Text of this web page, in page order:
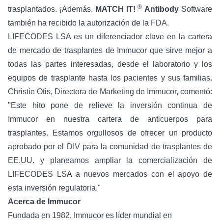
trasplantados. ¡Además, MATCH IT! ® Antibody Software
también ha recibido la autorización de la FDA.
LIFECODES LSA es un diferenciador clave en la cartera
de mercado de trasplantes de Immucor que sirve mejor a
todas las partes interesadas, desde el laboratorio y los
equipos de trasplante hasta los pacientes y sus familias.
Christie Otis, Directora de Marketing de Immucor, comentó:
"Este hito pone de relieve la inversión continua de
Immucor en nuestra cartera de anticuerpos para
trasplantes. Estamos orgullosos de ofrecer un producto
aprobado por el DIV para la comunidad de trasplantes de
EE.UU. y planeamos ampliar la comercialización de
LIFECODES LSA a nuevos mercados con el apoyo de
esta inversión regulatoria."
Acerca de Immucor
Fundada en 1982, Immucor es líder mundial en